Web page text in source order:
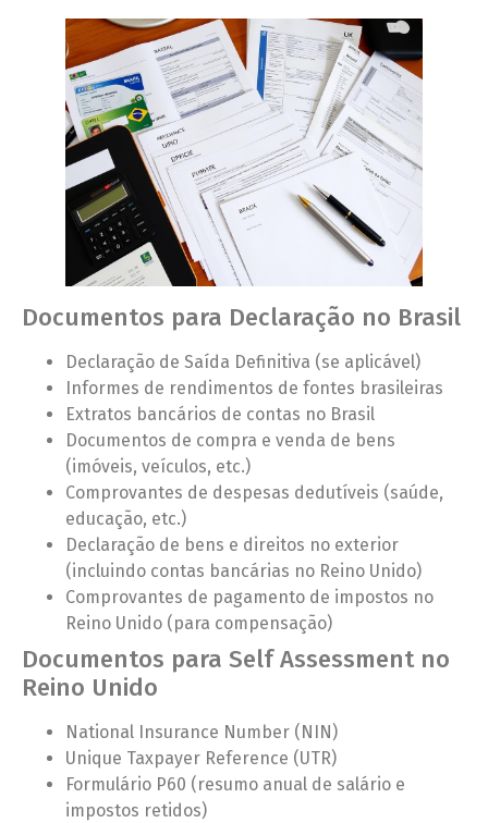
Documentos para Declaração no Brasil
Declaração de Saída Definitiva (se aplicável)
Informes de rendimentos de fontes brasileiras
Extratos bancários de contas no Brasil
Documentos de compra e venda de bens
(imóveis, veículos, etc.)
Comprovantes de despesas dedutíveis (saúde,
educação, etc.)
Declaração de bens e direitos no exterior
(incluindo contas bancárias no Reino Unido)
Comprovantes de pagamento de impostos no
Reino Unido (para compensação)
Documentos para Self Assessment no
Reino Unido
National Insurance Number (NIN)
Unique Taxpayer Reference (UTR)
Formulário P60 (resumo anual de salário e
impostos retidos)